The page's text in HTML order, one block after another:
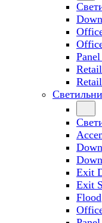
Exit
Exit
Flood